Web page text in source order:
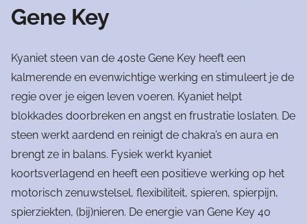
Gene Key
Kyaniet steen van de 40ste Gene Key heeft een
kalmerende en evenwichtige werking en stimuleert je de
regie over je eigen leven voeren. Kyaniet helpt
blokkades doorbreken en angst en frustratie loslaten. De
steen werkt aardend en reinigt de chakra’s en aura en
brengt ze in balans. Fysiek werkt kyaniet
koortsverlagend en heeft een positieve werking op het
motorisch zenuwstelsel, flexibiliteit, spieren, spierpijn,
spierziekten, (bij)nieren. De energie van Gene Key 40